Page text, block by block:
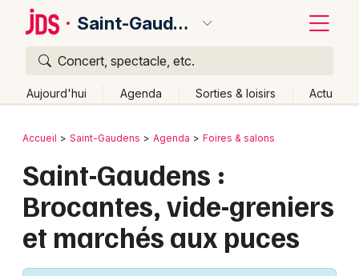
Saint-Gaudens
Concert, spectacle, etc.
Aujourd'hui Agenda Sorties & loisirs Actu
Publier un événement
Grands événements
Bordeaux
Colmar
Lille
Lyon
Retour
Accueil Saint-Gaudens Agenda Foires & salons
Saint-Gaudens :
Brocantes, vide-greniers
et marchés aux puces
Quoi ?
Où ?
Midi-Pyrénées
Partout Près de moi
Quand ?
Effacer les dates
Aujourd'hui
Demain Ce week-end Autre